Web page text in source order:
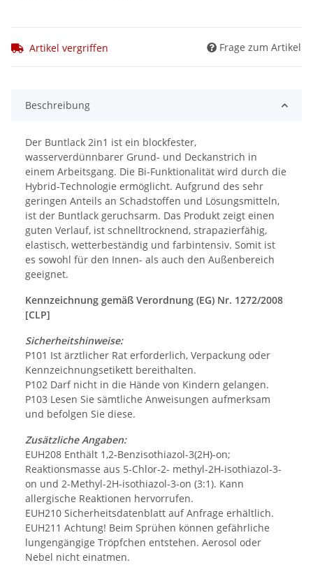
Artikel vergriffen Frage zum Artikel
Beschreibung
Der Buntlack 2in1 ist ein blockfester,
wasserverdünnbarer Grund- und Deckanstrich in
einem Arbeitsgang. Die Bi-Funktionalität wird durch die
Hybrid-Technologie ermöglicht. Aufgrund des sehr
geringen Anteils an Schadstoffen und Lösungsmitteln,
ist der Buntlack geruchsarm. Das Produkt zeigt einen
guten Verlauf, ist schnelltrocknend, strapazierfähig,
elastisch, wetterbeständig und farbintensiv. Somit ist
es sowohl für den Innen- als auch den Außenbereich
geeignet.
Kennzeichnung gemäß Verordnung (EG) Nr. 1272/2008
[CLP]
Sicherheitshinweise:
P101 Ist ärztlicher Rat erforderlich, Verpackung oder
Kennzeichnungsetikett bereithalten.
P102 Darf nicht in die Hände von Kindern gelangen.
P103 Lesen Sie sämtliche Anweisungen aufmerksam
und befolgen Sie diese.
Zusätzliche Angaben:
EUH208 Enthält 1,2-Benzisothiazol-3(2H)-on;
Reaktionsmasse aus 5-Chlor-2- methyl-2H-isothiazol-3-
on und 2-Methyl-2H-isothiazol-3-on (3:1). Kann
allergische Reaktionen hervorrufen.
EUH210 Sicherheitsdatenblatt auf Anfrage erhältlich.
EUH211 Achtung! Beim Sprühen können gefährliche
lungengängige Tröpfchen entstehen. Aerosol oder
Nebel nicht einatmen.